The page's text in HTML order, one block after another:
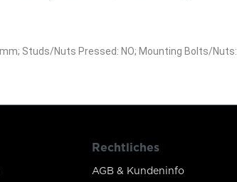
Studs/Nuts Pressed: NO; Mounting Bolts/Nuts:
Rechtliches
AGB & Kundeninfo